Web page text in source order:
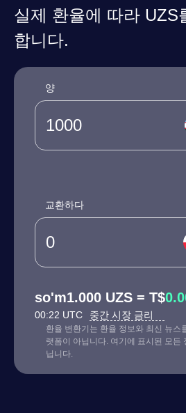
실제 환율에 따라 UZS
합니다.
양
교환하다
so'm1.000 UZS = T$
00:22 UTC 중간 시장 금리
환율 변환기는 환율 정보와 최신 뉴스
랫폼이 아닙니다. 여기에 표시된 모든
닙니다.